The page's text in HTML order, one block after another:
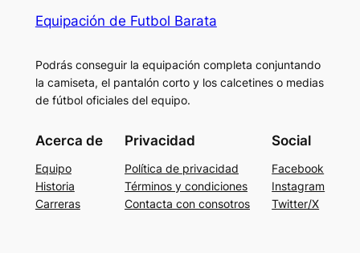
Equipación de Futbol Barata
Podrás conseguir la equipación completa conjuntando
la camiseta, el pantalón corto y los calcetines o medias
de fútbol oficiales del equipo.
Acerca de
Equipo
Historia
Carreras
Privacidad
Política de privacidad
Términos y condiciones
Contacta con consotros
Social
Facebook
Instagram
Twitter/X